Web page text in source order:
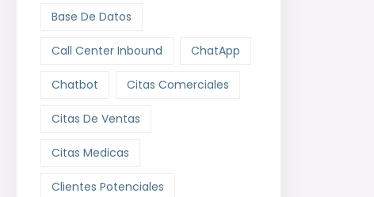
Base De Datos
Call Center Inbound ChatApp
Chatbot Citas Comerciales
Citas De Ventas
Citas Medicas
Clientes Potenciales